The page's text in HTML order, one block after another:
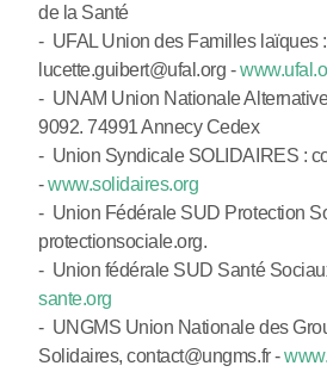
de la Santé
- UFAL Union des Familles laïques :
lucette.guibert@ufal.org -
- UNAM Union Nationale
9092. 74991 Annecy Cedex
- Union Syndicale SOLIDAIRES :
-www.solidaires.org
- Union Fédérale SUD Protection
protectionsociale.org.
- Union fédérale SUD Santé
sante.org
- UNGMS Union Nationale des
Solidaires, contact@ungms.fr -